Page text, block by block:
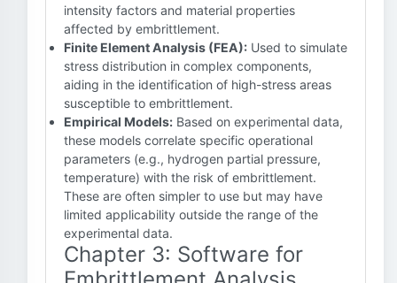
intensity factors and material properties
affected by embrittlement.
Finite Element Analysis (FEA): Used to simulate
stress distribution in complex components,
aiding in the identification of high-stress areas
susceptible to embrittlement.
Empirical Models: Based on experimental data,
these models correlate specific operational
parameters (e.g., hydrogen partial pressure,
temperature) with the risk of embrittlement.
These are often simpler to use but may have
limited applicability outside the range of the
experimental data.
Chapter 3: Software for